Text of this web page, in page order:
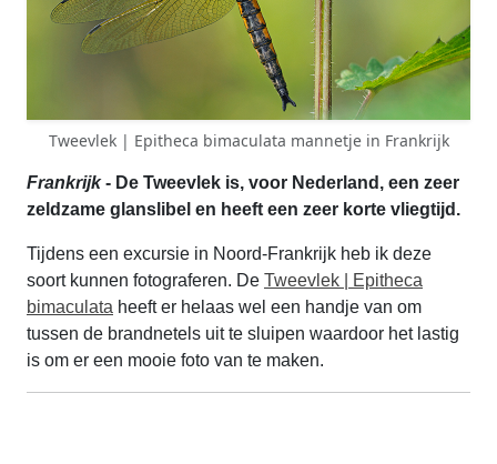
Tweevlek | Epitheca bimaculata mannetje in Frankrijk
Frankrijk- De Tweevlek is, voor Nederland, een zeer
zeldzame glanslibel en heeft een zeer korte vliegtijd.
Tijdens een excursie in Noord-Frankrijk heb ik deze
soort kunnen fotograferen. De Tweevlek | Epitheca
bimaculata heeft er helaas wel een handje van om
tussen de brandnetels uit te sluipen waardoor het lastig
is om er een mooie foto van te maken.